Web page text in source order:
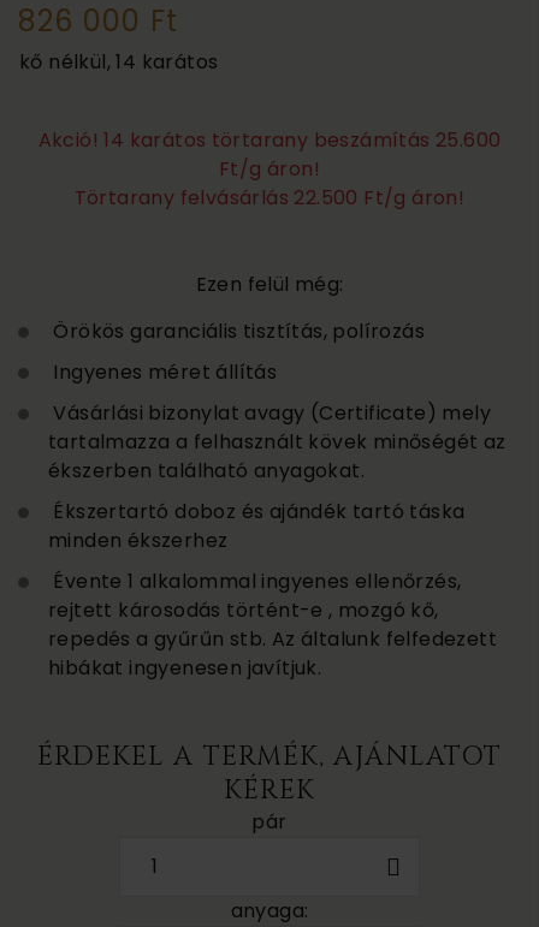
826 000 Ft
kő nélkül, 14 karátos
Akció! 14 karátos törtarany beszámítás 25.600
Ft/g áron!
Törtarany felvásárlás 22.500 Ft/g áron!
Ezen felül még:
Örökös garanciális tisztítás, polírozás
Ingyenes méret állítás
Vásárlási bizonylat avagy (Certificate) mely
tartalmazza a felhasznált kövek minőségét az
ékszerben található anyagokat.
Ékszertartó doboz és ajándék tartó táska
minden ékszerhez
Évente 1 alkalommal ingyenes ellenőrzés,
rejtett károsodás történt-e , mozgó kő,
repedés a gyűrűn stb. Az általunk felfedezett
hibákat ingyenesen javítjuk.
ÉRDEKEL A TERMÉK, AJÁNLATOT
KÉREK
pár
1
anyaga: